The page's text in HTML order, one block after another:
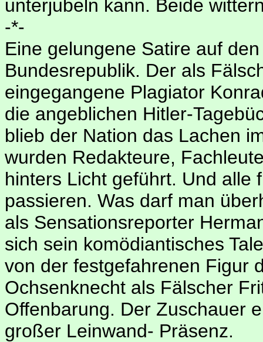
unterjubeln kann. Beide
-*-
Eine gelungene Satire auf
Bundesrepublik. Der als
eingegangene Plagiator
die angeblichen Hitler-
blieb der Nation das Lachen
wurden Redakteure,
hinters Licht geführt. Und alle
passieren. Was darf man
als Sensationsreporter
sich sein komödiantisches
von der festgefahrenen Figur
Ochsenknecht als Fälscher
Offenbarung. Der Zuschauer
großer Leinwand- Präsenz.